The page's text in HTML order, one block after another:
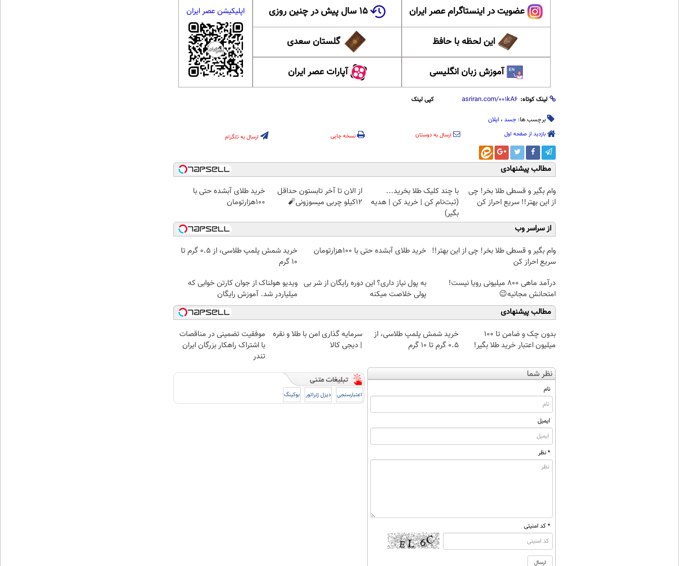
عضویت در اینستاگرام عصر ایران ۱۵ سال پیش در چنین روزی
این لحظه با حافظ گلستان سعدی
آموزش زبان انگلیسی آپارات عصر ایران
اپلیکیشن عصر ایران
لینک کوتاه: کپی لینک
برچسب ها: جسد ، ایلان
بازدید از صفحه اول ارسال به دوستان نسخه چاپی ارسال به تلگرام
مطالب پیشنهادی
وام بگیر و قسطی طلا بخر! چی
از این بهتر!! سریع احراز کن
با چند کلیک طلا بخرید...
(ثبت‌نام کن | خرید کن | هدیه
بگیر)
از الان تا آخر تابستون حداقل
12کیلو چربی میسوزونی🧨
خرید طلای آبشده حتی با
۱۰۰هزارتومان
از سراسر وب
وام بگیر و قسطی طلا بخر! چی از این بهتر!!
سریع احراز کن
خرید طلای آبشده حتی با ۱۰۰هزارتومان
خرید شمش پلمپ طلاسی، از ۰.۵ گرم تا
۱۰ گرم
درآمد ماهی 800 میلیونی رویا نیست!
امتحانش مجانیه😉
به پول نیاز داری؟ این دوره رایگان از شر بی
پولی خلاصت میکنه
ویدیو هولناک از جوان کارتن خوابی که
میلیاردر شد. آموزش رایگان
مطالب پیشنهادی
بدون چک و ضامن تا 100
میلیون اعتبار خرید طلا بگیر!
خرید شمش پلمپ طلاسی، از
۰.۵ گرم تا ۱۰ گرم
سرمایه گذاری امن با طلا و نقره
| دیجی کالا
موفقیت تضمینی در مناقصات
با اشتراک راهکار بزرگان ایران
تندر
نظر شما
نام
ایمیل
* نظر
* کد امنیتی
اعتبارسنجی دیزل ژنراتور بوکینگ